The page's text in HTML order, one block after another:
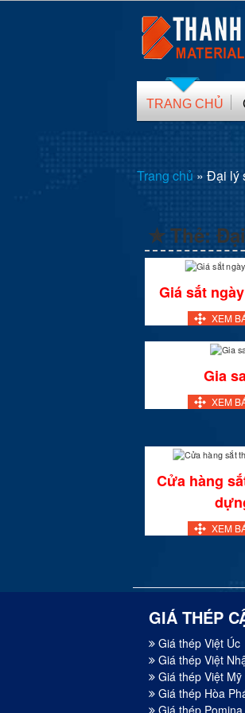
TRANG CHỦ
Trang chủ » Đại lý
✯ Thẻ:
Giá sắt
XEM
Gia
XEM
Cửa hàng
XEM
GIÁ THÉP
Giá thép Việt Úc
Giá thép Việt
Giá thép Việt Mỹ
Giá thép Hòa
Giá thép Pomina